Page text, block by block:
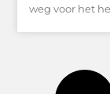
weg voor het